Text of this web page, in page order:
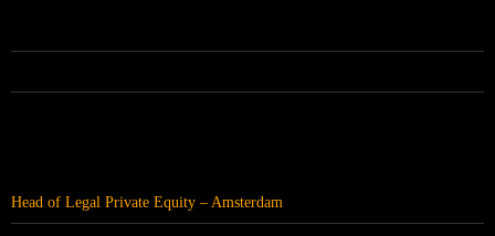
Head of Legal Private Equity – Amsterdam